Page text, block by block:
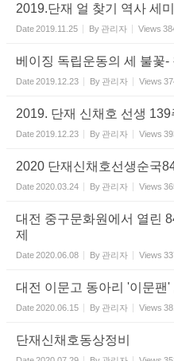
2019.단재 얼 찾기 역사 세
Date2019.11.25 By 관리자 Views
베이징 독립운동의 세 불꽃-
Date2019.12.23 By 관리자 Views
2019. 단재 신채호 선생
Date2019.12.23 By 관리자 Views
2020 단재신채호선생순국
Date2020.03.24 By 관리자 Views
대전 중구문화원에서 열린
제
Date2020.06.08 By 관리자 Views
대전 이문고 동아리 '이문팬'
Date2020.06.15 By 관리자 Views
단재신채호동상정비